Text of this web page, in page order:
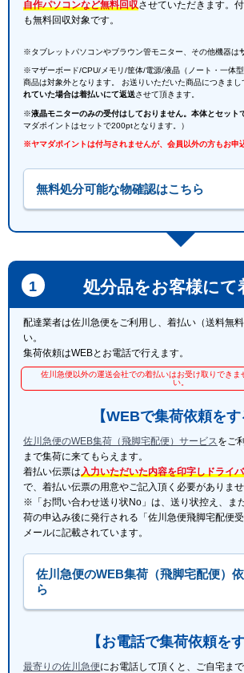
自作パソコンなど無料回収させていただきます。
も無料回収対象です。
※タブレットパソコンやブラウン管モニター、その他機器は
※マザーボード/CPU/メモリ/筐体/電源/液晶（ノート・一体
商品は対象外となります。 お送りいただいた商品につきまし
れていた場合は着払いにて返送させて頂きます。
※液晶モニターのみの受付はしておりません。本体とセット
マダポイントはセットで200ptとなります。）
※ヤマダポイントは付与されませんが、会員以外の方もお申
無料処分可能な物確認はこちら
処分品をお客様にて
配達業者は佐川急便をご利用し、着払い（送料無
い。
集荷依頼はWEBとお電話で行えます。
佐川急便以外の運送会社での着払いはお受け取りできま
い。
【WEBで集荷依頼をす
佐川急便のWEB集荷（飛脚宅配便）サービスをご
まで集荷に来てもらえます。
着払い伝票は入力いただいた内容を印字しドライ
で、着払い伝票の用意やご記入頂く必要がありませ
※「お問い合わせ送り状No」は、送り状控え、ま
荷の申込み後に発行される「佐川急便飛脚宅配便受
メールに記載されています。
佐川急便のWEB集荷（飛脚宅配便）
ら
【お電話で集荷依頼をす
最寄りの佐川急便にお電話して頂くと、ご自宅ま